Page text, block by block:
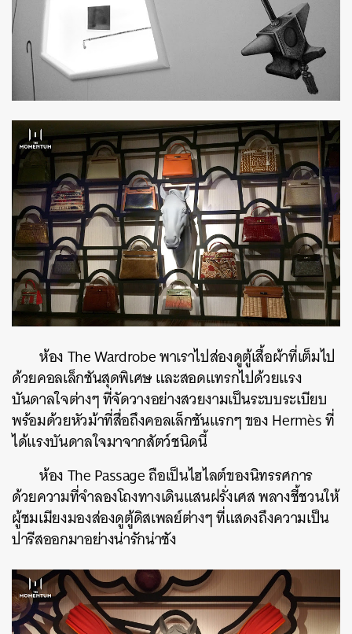
ห้อง The Wardrobe พาเราไปส่องดูตู้เสื้อผ้าที่เต็มไป
ด้วยคอลเล็กชันสุดพิเศษ และสอดแทรกไปด้วยแรง
บันดาลใจต่างๆ ที่จัดวางอย่างสวยงามเป็นระบบระเบียบ
พร้อมด้วยหัวม้าที่สื่อถึงคอลเล็กชันแรกๆ ของ Hermès ที่
ได้แรงบันดาลใจมาจากสัตว์ชนิดนี้
ห้อง The Passage ถือเป็นไฮไลต์ของนิทรรศการ
ด้วยความที่จำลองโถงทางเดินแสนฝรั่งเศส พลางชี้ชวนให้
ผู้ชมเมียงมองส่องดูตู้ดิสเพลย์ต่างๆ ที่แสดงถึงความเป็น
ปารีสออกมาอย่างน่ารักน่าชัง